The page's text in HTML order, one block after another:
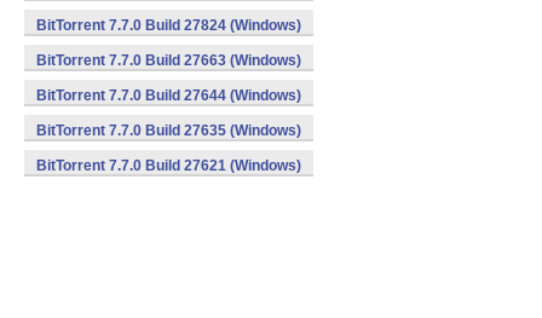
BitTorrent 7.7.0 Build 27824 (Windows)
BitTorrent 7.7.0 Build 27663 (Windows)
BitTorrent 7.7.0 Build 27644 (Windows)
BitTorrent 7.7.0 Build 27635 (Windows)
BitTorrent 7.7.0 Build 27621 (Windows)